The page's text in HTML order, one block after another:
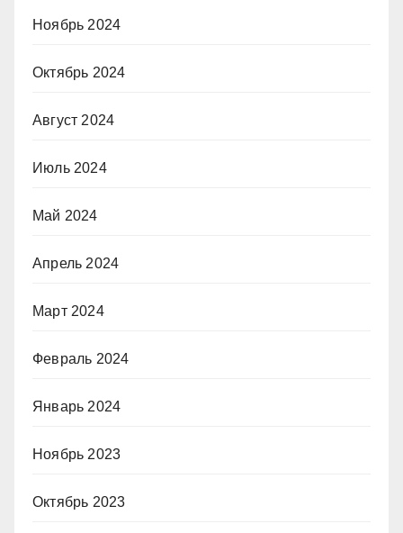
Ноябрь 2024
Октябрь 2024
Август 2024
Июль 2024
Май 2024
Апрель 2024
Март 2024
Февраль 2024
Январь 2024
Ноябрь 2023
Октябрь 2023